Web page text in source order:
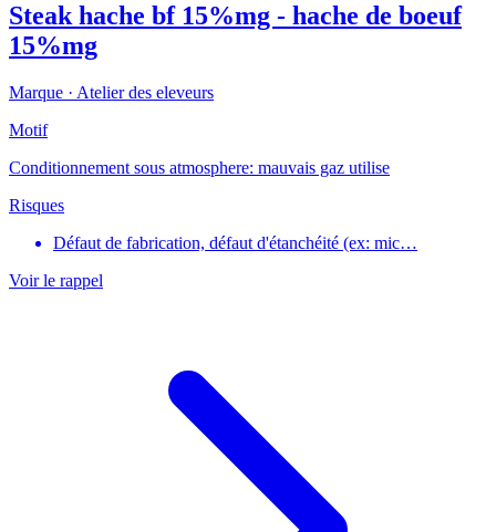
Steak hache bf 15%mg - hache de boeuf
15%mg
Marque · Atelier des eleveurs
Motif
Conditionnement sous atmosphere: mauvais gaz utilise
Risques
Défaut de fabrication, défaut d'étanchéité (ex: mic…
Voir le rappel